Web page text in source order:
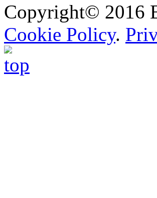
Copyright© 2016
Cookie Policy.